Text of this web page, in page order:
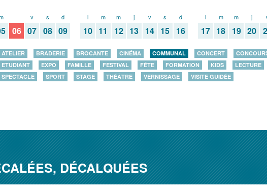
06
v
07
s
08
d
09
l
10
m
11
m
12
j
13
v
14
s
15
d
16
l
17
m
18
m
19
j
20
ATELIER BRADERIE BROCANTE CINÉMA COMMUNAL CONCERT
ETUDIANT
EXPO FAMILLE FESTIVAL FÊTE FORMATION KIDS LECTURE
SPECTACLE
SPORT STAGE THÉÂTRE VERNISSAGE VISITE GUIDÉE
DÉCALQUÉES